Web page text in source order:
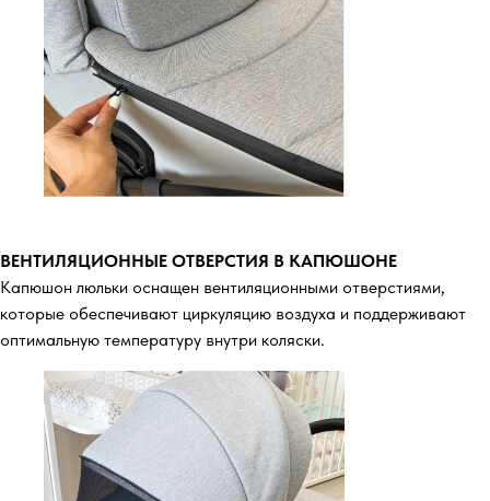
ВЕНТИЛЯЦИОННЫЕ ОТВЕРСТИЯ В КАПЮШОНЕ
Капюшон люльки оснащен вентиляционными отверстиями,
которые обеспечивают циркуляцию воздуха и поддерживают
оптимальную температуру внутри коляски.